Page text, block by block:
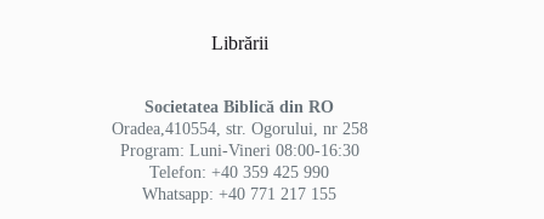
Librării
Societatea Biblică din RO
Oradea,410554, str. Ogorului, nr 258
Program: Luni-Vineri 08:00-16:30
Telefon: +40 359 425 990
Whatsapp: +40 771 217 155